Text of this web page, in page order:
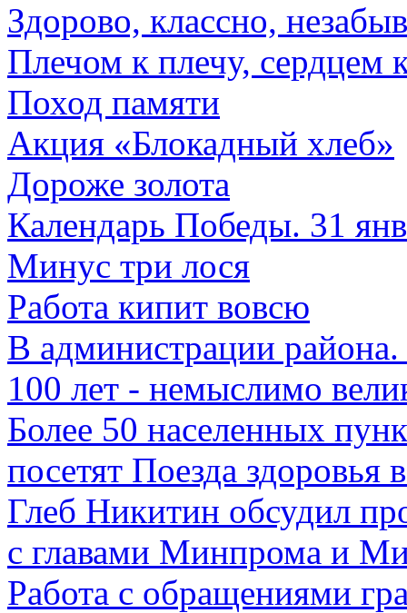
Здорово, классно,
Плечом к плечу, сердцем
Поход памяти
Акция «Блокадный хлеб»
Дороже золота
Календарь Победы. 31
Минус три лося
Работа кипит вовсю
В администрации
100 лет - немыслимо
Более 50 населенных
посетят Поезда здоровья
Глеб Никитин обсудил
с главами Минпрома и
Работа с обращениями